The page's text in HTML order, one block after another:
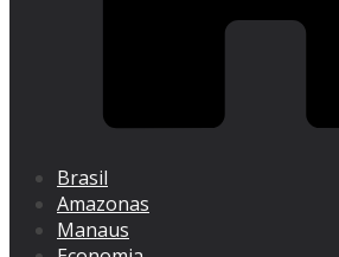
Brasil
Amazonas
Manaus